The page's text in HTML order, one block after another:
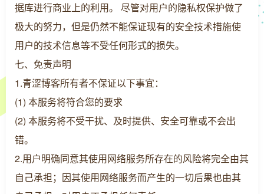
据库进行商业上的利用。 尽管对用户的隐私权保护做了
极大的努力，但是仍然不能保证现有的安全技术措施使
用户的技术信息等不受任何形式的损失。
七、免责声明
1.青涩博客所有者不保证以下事宜：
(1) 本服务将符合您的要求
(2) 本服务将不受干扰、及时提供、安全可靠或不会出
错。
2.用户明确同意其使用网络服务所存在的风险将完全由其
自己承担；因其使用网络服务而产生的一切后果也由其